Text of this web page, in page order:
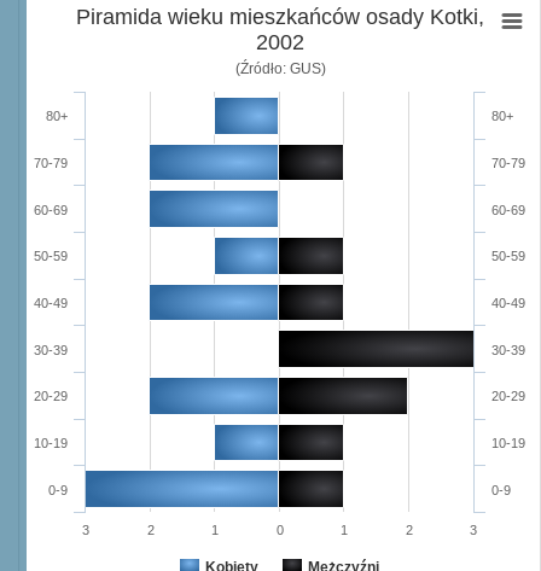
Piramida wieku mieszkańców osady Kotki,
2002
(Źródło: GUS)
Kobiety Mężczyźni
0-9
10-19
20-29
30-39
40-49
50-59
60-69
70-79
80+
0-9
10-19
20-29
30-39
40-49
50-59
60-69
70-79
80+
3 2 1 0 1 2 3